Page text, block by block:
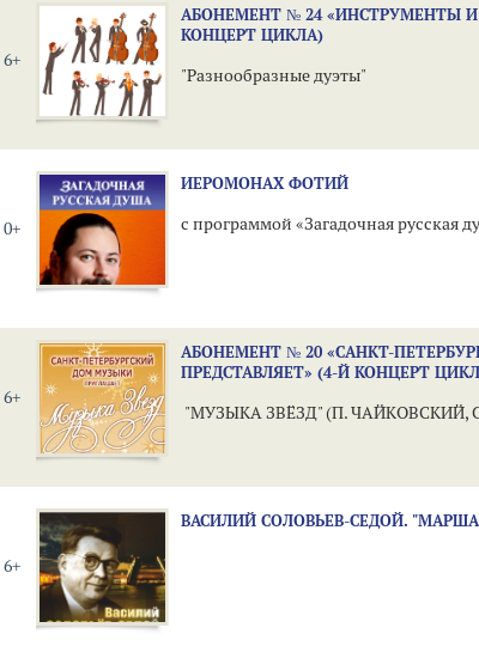
6+
АБОНЕМЕНТ № 24 «ИНСТРУМЕНТЫ И
КОНЦЕРТ ЦИКЛА)
"Разнообразные дуэты"
0+
ИЕРОМОНАХ ФОТИЙ
с программой «Загадочная русская
6+
АБОНЕМЕНТ № 20 «САНКТ-
ПРЕДСТАВЛЯЕТ» (4-Й КОНЦЕРТ
"МУЗЫКА ЗВЁЗД" (П. ЧАЙКОВСКИЙ,
6+
ВАСИЛИЙ СОЛОВЬЕВ-СЕДОЙ.